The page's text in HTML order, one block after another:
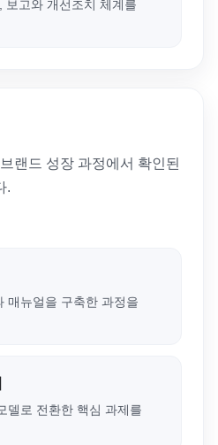
보고와 개선조치 체계를
랜드 성장 과정에서 확인된
.
매뉴얼을 구축한 과정을
델로 전환한 핵심 과제를